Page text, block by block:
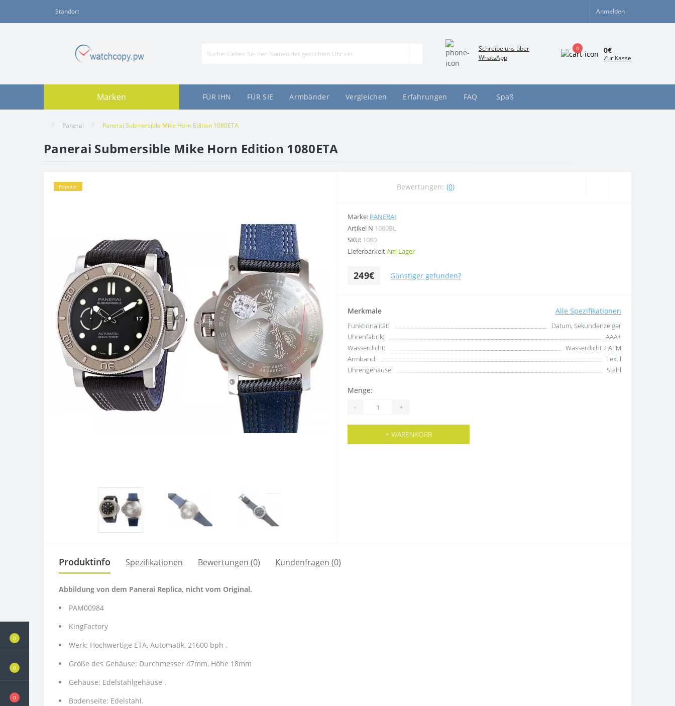
0
0
0
Standort Anmelden
Schreibe uns über
WhatsApp
0 0€
Zur Kasse
Marken FÜR IHN FÜR SIE Armbänder Vergleichen Erfahrungen FAQ Spaß
Panerai Panerai Submersible Mike Horn Edition 1080ETA
Panerai Submersible Mike Horn Edition 1080ETA
Populär Bewertungen: (0)
Marke: PANERAI
Artikel N 1080BL
SKU: 1080
LieferbarkeitAm Lager
249€ Günstiger gefunden?
Merkmale Alle Spezifikationen
Funktionalität:
Datum, Sekundenzeiger
Uhrenfabrik:
AAA+
Wasserdicht:
Wasserdicht 2 ATM
Armband:
Textil
Uhrengehäuse:
Stahl
Menge:
- +
+ WARENKORB
Produktinfo Spezifikationen Bewertungen (0) Kundenfragen (0)
Abbildung von dem Panerai Replica, nicht vom Original.
PAM00984
KingFactory
Werk: Hochwertige ETA, Automatik, 21600 bph .
Größe des Gehäuse: Durchmesser 47mm, Höhe 18mm
Gehäuse: Edelstahlgehäuse .
Bodenseite: Edelstahl.